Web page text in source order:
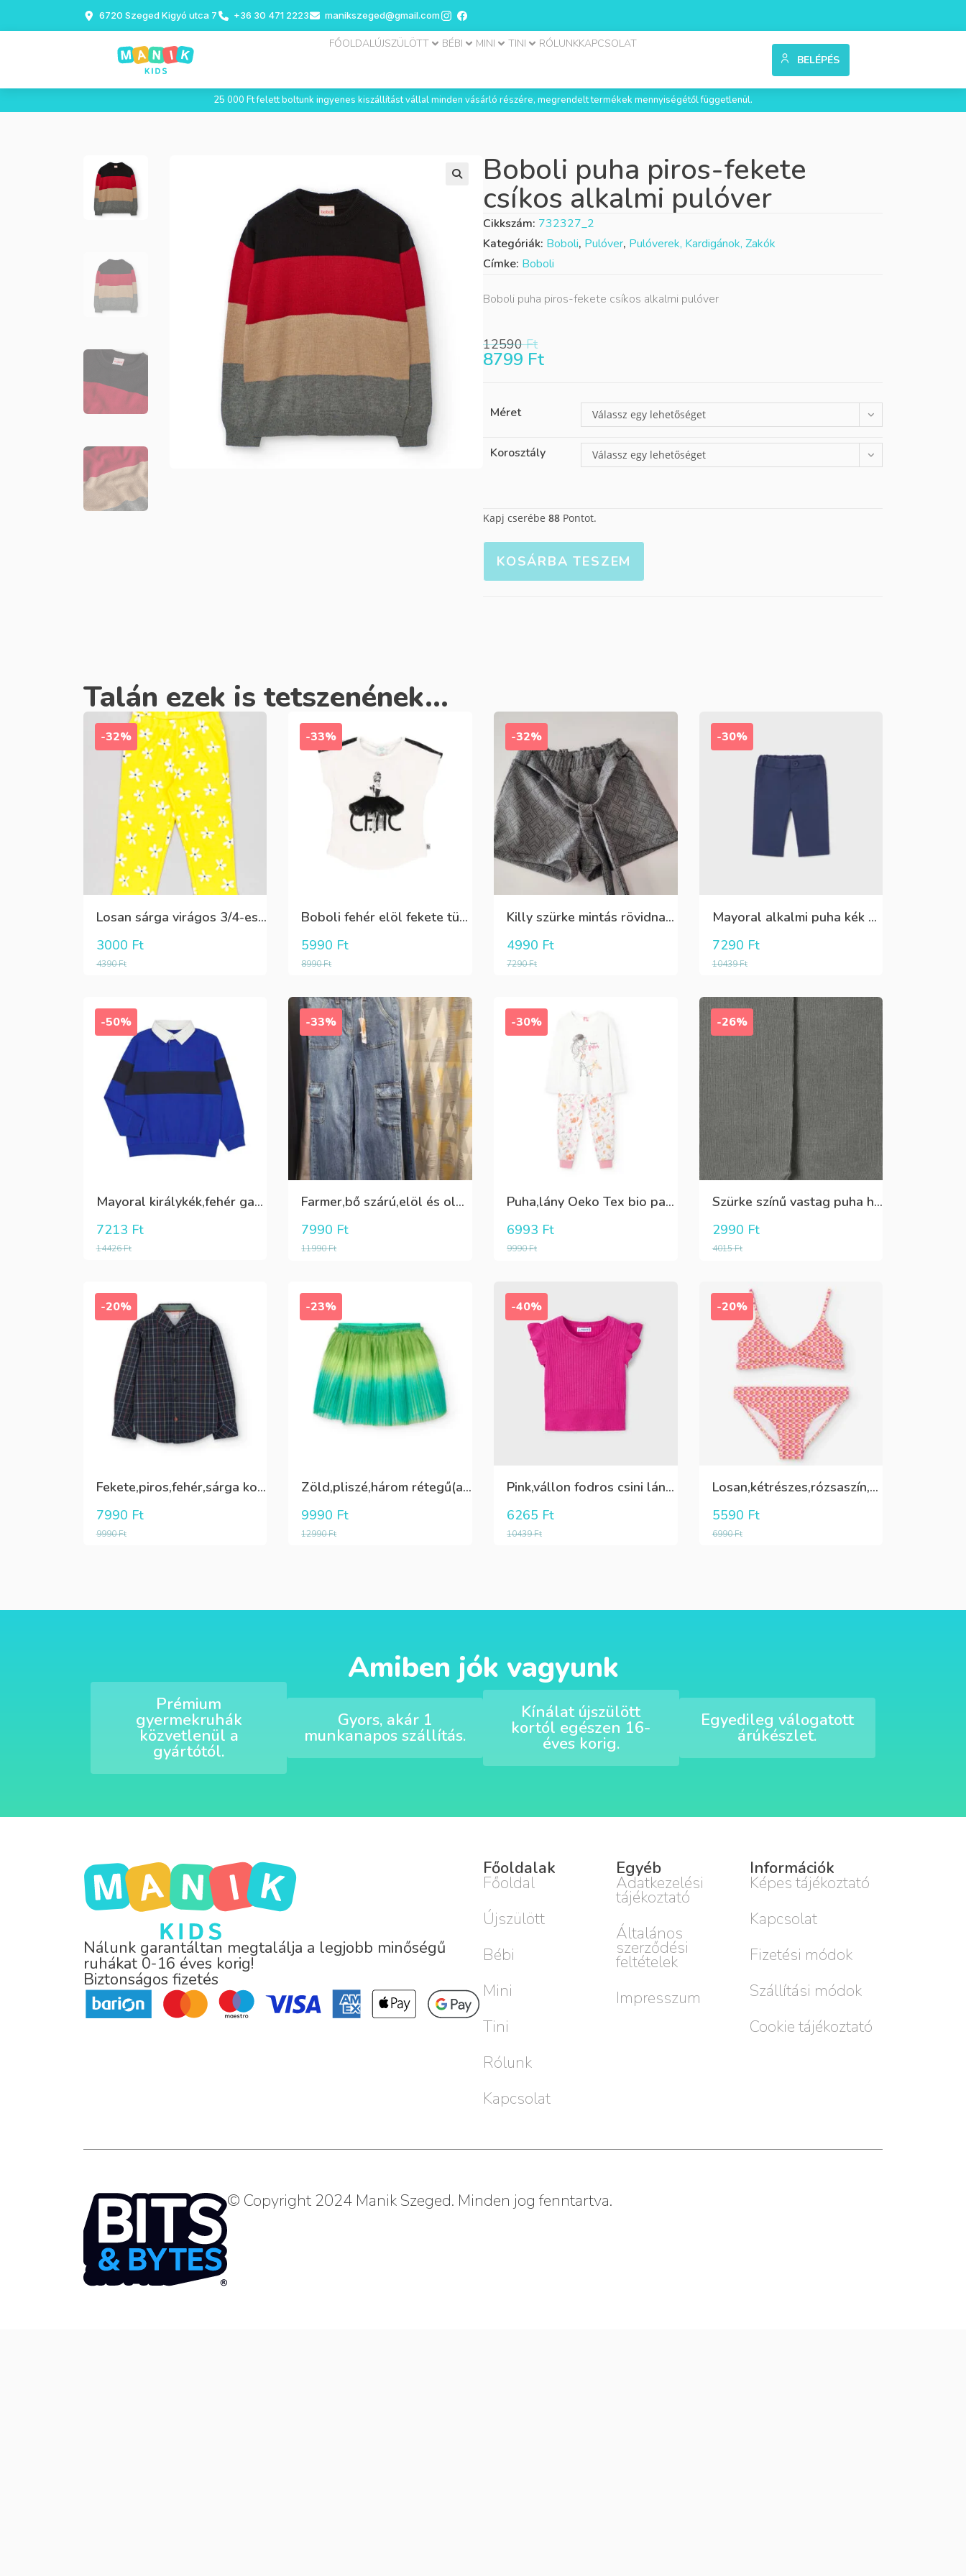
6720 Szeged Kigyó utca 7 +36 30 471 2223 manikszeged@gmail.com
FŐOLDALÚJSZÜLÖTT BÉBI MINI TINI RÓLUNKKAPCSOLAT
BELÉPÉS
25 000 Ft felett boltunk ingyenes kiszállítást vállal minden vásárló részére, megrendelt termékek mennyiségétől függetlenül.
Boboli puha piros-fekete
csíkos alkalmi pulóver
Cikkszám: 732327_2
Kategóriák: Boboli, Pulóver, Pulóverek, Kardigánok, Zakók
Címke: Boboli
Boboli puha piros-fekete csíkos alkalmi pulóver
12590Ft
8799 Ft
Méret Válassz egy lehetőséget
Korosztály Válassz egy lehetőséget
Kapj cserébe 88 Pontot.
KOSÁRBA TESZEM
Talán ezek is tetszenének...
-32%
Losan sárga virágos 3/4-es leggings
4390Ft
3000 Ft
-33%
Boboli fehér elöl fekete tüll+gyöngyös csini póló
8990Ft
5990 Ft
-32%
Killy szürke mintás rövidnadrág
7290Ft
4990 Ft
-30%
Mayoral alkalmi puha kék élre vasalt nadrág, behúzható derékrésszel
10439Ft
7290 Ft
-50%
Mayoral királykék,fehér galléros hosszú ujjú póló Tini fiúknak
14426Ft
7213 Ft
-33%
Farmer,bő szárú,elöl és oldalt zsebes lány nadrág
11990Ft
7990 Ft
-30%
Puha,lány Oeko Tex bio pamut hosszú pizsama
9990Ft
6993 Ft
-26%
Szürke színű vastag puha harisnya
4015Ft
2990 Ft
-20%
Fekete,piros,fehér,sárga kockás ing
9990Ft
7990 Ft
-23%
Zöld,pliszé,három rétegű(alatta csillogó tüll+kiwizöld vászon) szoknya
12990Ft
9990 Ft
-40%
Pink,vállon fodros csini lány kötött póló
10439Ft
6265 Ft
-20%
Losan,kétrészes,rózsaszín,sárga,krém színű fürdőruha
6990Ft
5590 Ft
Amiben jók vagyunk
Prémium
gyermekruhák
közvetlenül a
gyártótól.
Gyors, akár 1
munkanapos szállítás.
Kínálat újszülött
kortól egészen 16-
éves korig.
Egyedileg válogatott
árúkészlet.
Nálunk garantáltan megtalálja a legjobb minőségű
ruhákat 0-16 éves korig!
Biztonságos fizetés
Főoldalak
Főoldal
Újszülött
Bébi
Mini
Tini
Rólunk
Kapcsolat
Egyéb
Adatkezelési
tájékoztató
Általános
szerződési
feltételek
Impresszum
Információk
Képes tájékoztató
Kapcsolat
Fizetési módok
Szállítási módok
Cookie tájékoztató
© Copyright 2024 Manik Szeged. Minden jog fenntartva.